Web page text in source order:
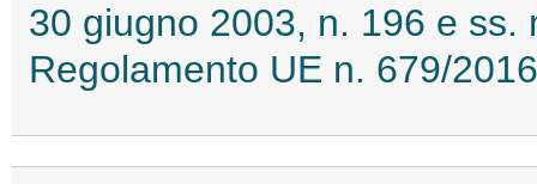
30 giugno 2003, n. 196 e
Regolamento UE n. 679/